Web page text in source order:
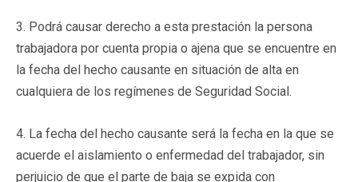
3. Podrá causar derecho a esta prestación la persona
trabajadora por cuenta propia o ajena que se encuentre en
la fecha del hecho causante en situación de alta en
cualquiera de los regímenes de Seguridad Social.
4. La fecha del hecho causante será la fecha en la que se
acuerde el aislamiento o enfermedad del trabajador, sin
perjuicio de que el parte de baja se expida con